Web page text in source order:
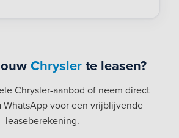
Chryslerte leasen?
Chrysler-aanbod of neem direct
WhatsApp voor een vrijblijvende
leaseberekening.